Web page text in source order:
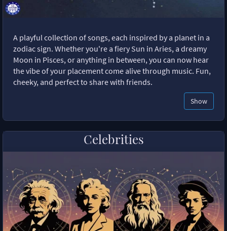
A playful collection of songs, each inspired by a planet in a
zodiac sign. Whether you're a fiery Sun in Aries, a dreamy
Moon in Pisces, or anything in between, you can now hear
the vibe of your placement come alive through music. Fun,
cheeky, and perfect to share with friends.
Show
Celebrities